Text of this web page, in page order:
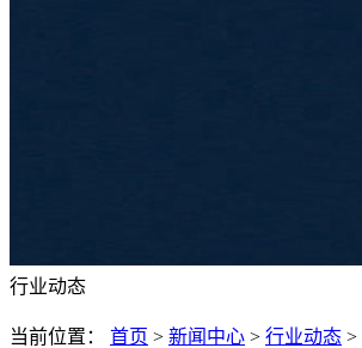
行业动态
当前位置： 首页 > 新闻中心 > 行业动态 >